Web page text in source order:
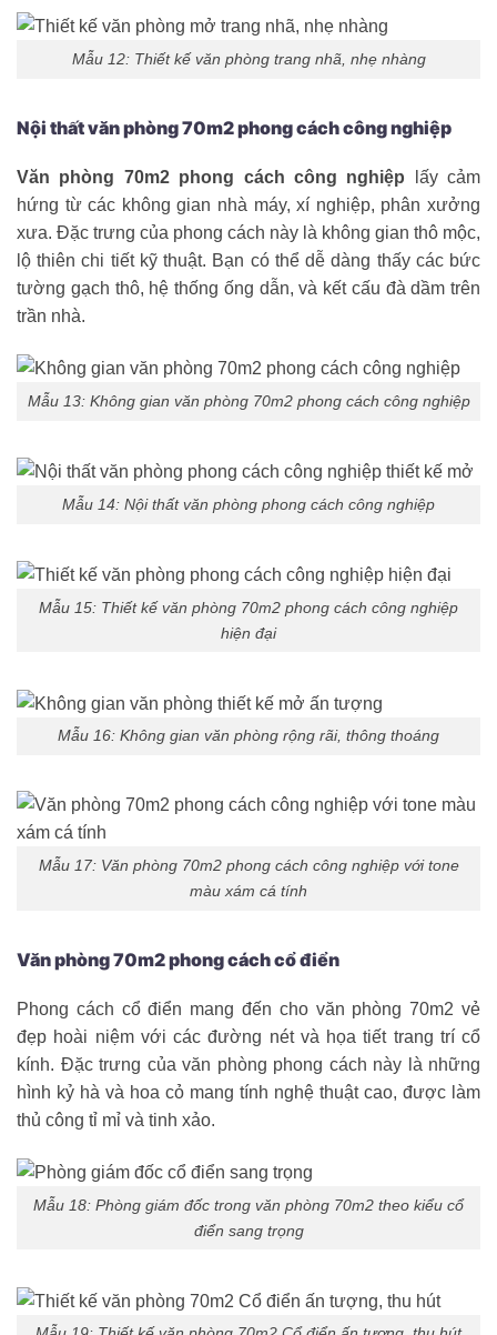
Mẫu 12: Thiết kế văn phòng trang nhã, nhẹ nhàng
Nội thất văn phòng 70m2 phong cách công nghiệp
Văn phòng 70m2 phong cách công nghiệp lấy cảm
hứng từ các không gian nhà máy, xí nghiệp, phân xưởng
xưa. Đặc trưng của phong cách này là không gian thô mộc,
lộ thiên chi tiết kỹ thuật. Bạn có thể dễ dàng thấy các bức
tường gạch thô, hệ thống ống dẫn, và kết cấu đà dầm trên
trần nhà.
Mẫu 13: Không gian văn phòng 70m2 phong cách công nghiệp
Mẫu 14: Nội thất văn phòng phong cách công nghiệp
Mẫu 15: Thiết kế văn phòng 70m2 phong cách công nghiệp
hiện đại
Mẫu 16: Không gian văn phòng rộng rãi, thông thoáng
Mẫu 17: Văn phòng 70m2 phong cách công nghiệp với tone
màu xám cá tính
Văn phòng 70m2 phong cách cổ điển
Phong cách cổ điển mang đến cho văn phòng 70m2 vẻ
đẹp hoài niệm với các đường nét và họa tiết trang trí cổ
kính. Đặc trưng của văn phòng phong cách này là những
hình kỷ hà và hoa cỏ mang tính nghệ thuật cao, được làm
thủ công tỉ mỉ và tinh xảo.
Mẫu 18: Phòng giám đốc trong văn phòng 70m2 theo kiểu cổ
điển sang trọng